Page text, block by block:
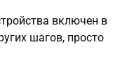
включен в
шагов, просто